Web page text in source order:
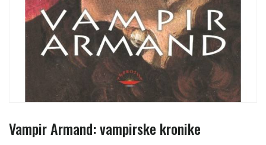
Vampir Armand: vampirske kronike